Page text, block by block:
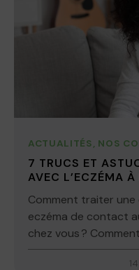
ACTUALITÉS, NOS
7 TRUCS ET
AVEC L’ECZÉMA
Comment traiter
eczéma de contact
chez vous ?